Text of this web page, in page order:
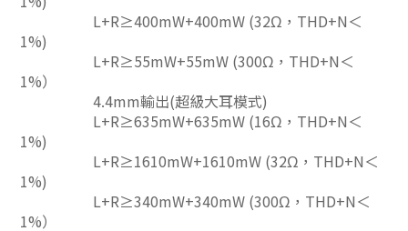
L+R≥400mW+400mW (32Ω，THD+N＜
1%)
L+R≥55mW+55mW (300Ω，THD+N＜
1%）
4.4mm輸出(超級大耳模式)
L+R≥635mW+635mW (16Ω，THD+N＜
1%)
L+R≥1610mW+1610mW (32Ω，THD+N＜
1%)
L+R≥340mW+340mW (300Ω，THD+N＜
1%）